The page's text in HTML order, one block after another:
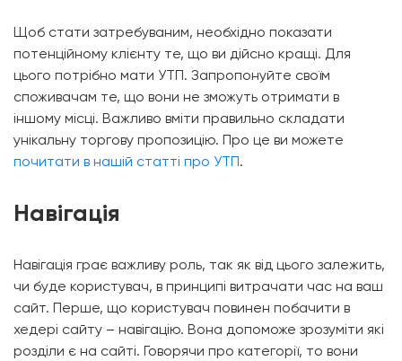
Щоб стати затребуваним, необхідно показати
потенційному клієнту те, що ви дійсно кращі. Для
цього потрібно мати УТП. Запропонуйте своїм
споживачам те, що вони не зможуть отримати в
іншому місці. Важливо вміти правильно складати
унікальну торгову пропозицію. Про це ви можете
почитати в нашій статті про УТП.
Навігація
Навігація грає важливу роль, так як від цього залежить,
чи буде користувач, в принципі витрачати час на ваш
сайт. Перше, що користувач повинен побачити в
хедері сайту – навігацію. Вона допоможе зрозуміти які
розділи є на сайті. Говорячи про категорії, то вони